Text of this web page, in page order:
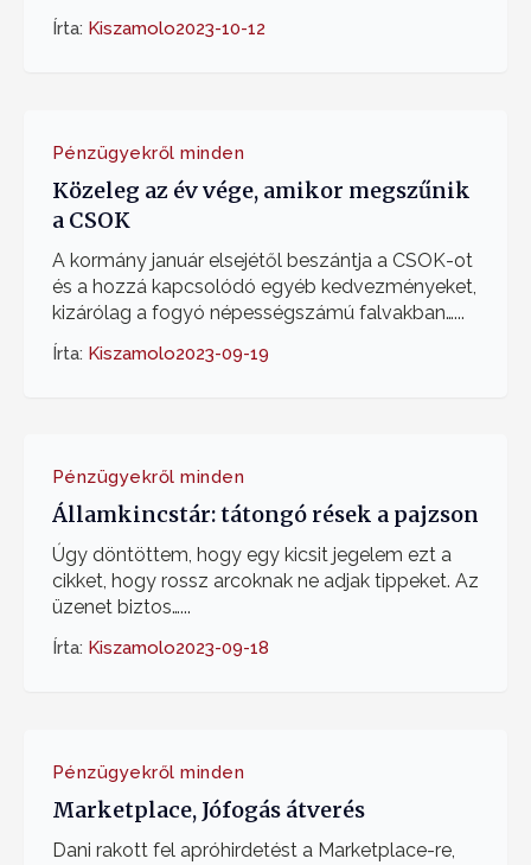
Írta: Kiszamolo2023-10-12
Pénzügyekről minden
Közeleg az év vége, amikor megszűnik
a CSOK
A kormány január elsejétől beszántja a CSOK-ot
és a hozzá kapcsolódó egyéb kedvezményeket,
kizárólag a fogyó népességszámú falvakban…...
Írta: Kiszamolo2023-09-19
Pénzügyekről minden
Államkincstár: tátongó rések a pajzson
Úgy döntöttem, hogy egy kicsit jegelem ezt a
cikket, hogy rossz arcoknak ne adjak tippeket. Az
üzenet biztos…...
Írta: Kiszamolo2023-09-18
Pénzügyekről minden
Marketplace, Jófogás átverés
Dani rakott fel apróhirdetést a Marketplace-re,